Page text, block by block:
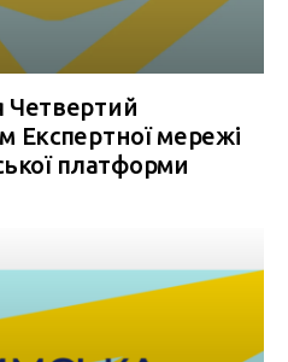
Четвертий
Експертної мережі
платформи